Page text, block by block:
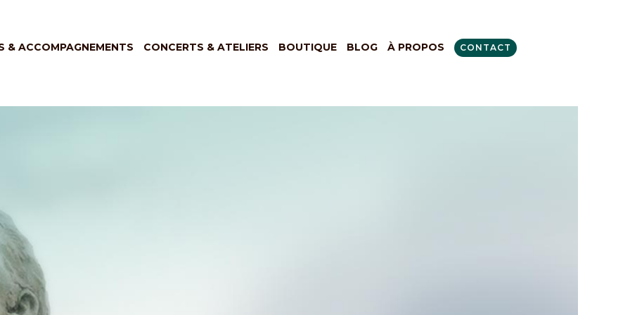
& ACCOMPAGNEMENTS CONCERTS & ATELIERS BOUTIQUE BLOG À PROPOS CONTACT